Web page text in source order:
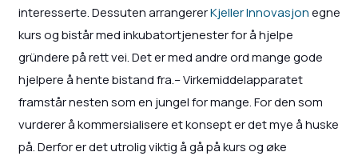
interesserte. Dessuten arrangererKjeller Innovasjonegne
kurs og bistår med inkubatortjenester for å hjelpe
gründere på rett vei. Det er med andre ord mange gode
hjelpere å hente bistand fra.– Virkemiddelapparatet
framstår nesten som en jungel for mange. For den som
vurderer å kommersialisere et konsept er det mye å huske
på. Derfor er det utrolig viktig å gå på kurs og øke